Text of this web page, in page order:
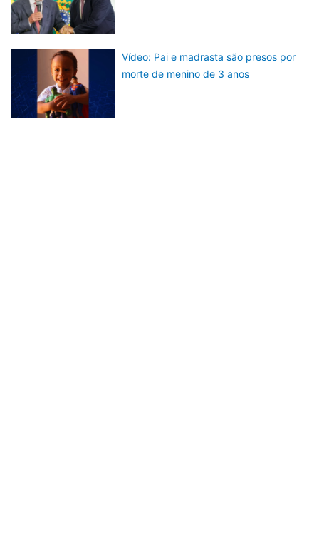
Vídeo: Pai e madrasta são presos por
morte de menino de 3 anos